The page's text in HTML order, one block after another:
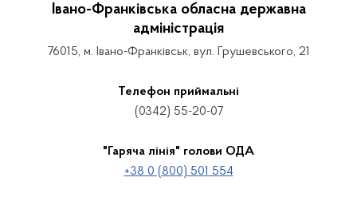
Івано-Франківська обласна державна
адміністрація
76015, м. Івано-Франківськ, вул. Грушевського, 21
Телефон приймальні
(0342) 55-20-07
"Гаряча лінія" голови ОДА
+38 0 (800) 501 554